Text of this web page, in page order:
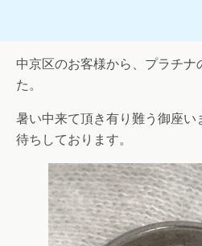
中京区のお客様から、プラチナ
た。
暑い中来て頂き有り難う御座い
待ちしております。